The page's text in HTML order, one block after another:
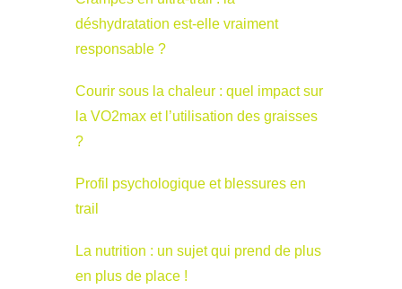
déshydratation est-elle vraiment
responsable ?
Courir sous la chaleur : quel impact sur
la VO2max et l’utilisation des graisses
?
Profil psychologique et blessures en
trail
La nutrition : un sujet qui prend de plus
en plus de place !